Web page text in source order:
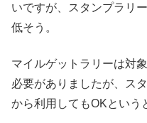
いですが、スタンプラリ
低そう。
マイルゲットラリーは対
必要がありましたが、ス
から利用してもOKという